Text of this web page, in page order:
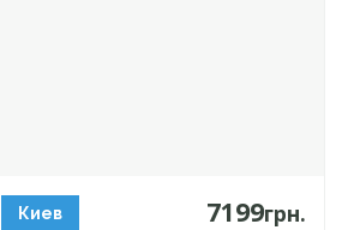
Киев 7199грн.